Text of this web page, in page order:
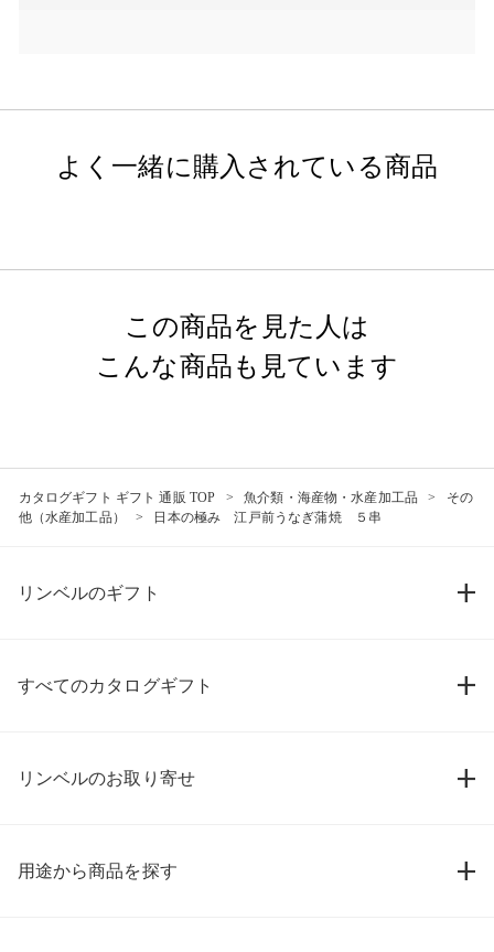
よく一緒に購入されている商品
この商品を見た人は
こんな商品も見ています
カタログギフト ギフト 通販 TOP 魚介類・海産物・水産加工品
その
他（水産加工品）
日本の極み 江戸前うなぎ蒲焼 ５串
リンベルのギフト
すべてのカタログギフト
リンベルのお取り寄せ
用途から商品を探す